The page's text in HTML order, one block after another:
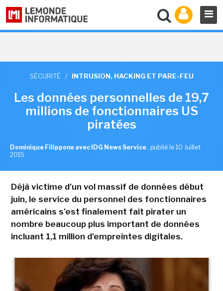
SÉCURITÉ / INTRUSION, HACKING ET PARE-FEU
Les données personnelles de 19,7
millions de fonctionnaires US
piratées
Dominique Filippone avec IDG News Service , publié le 10 Juillet
2015
Déjà victime d'un vol massif de données début
juin, le service du personnel des fonctionnaires
américains s'est finalement fait pirater un
nombre beaucoup plus important de données
incluant 1,1 million d'empreintes digitales.